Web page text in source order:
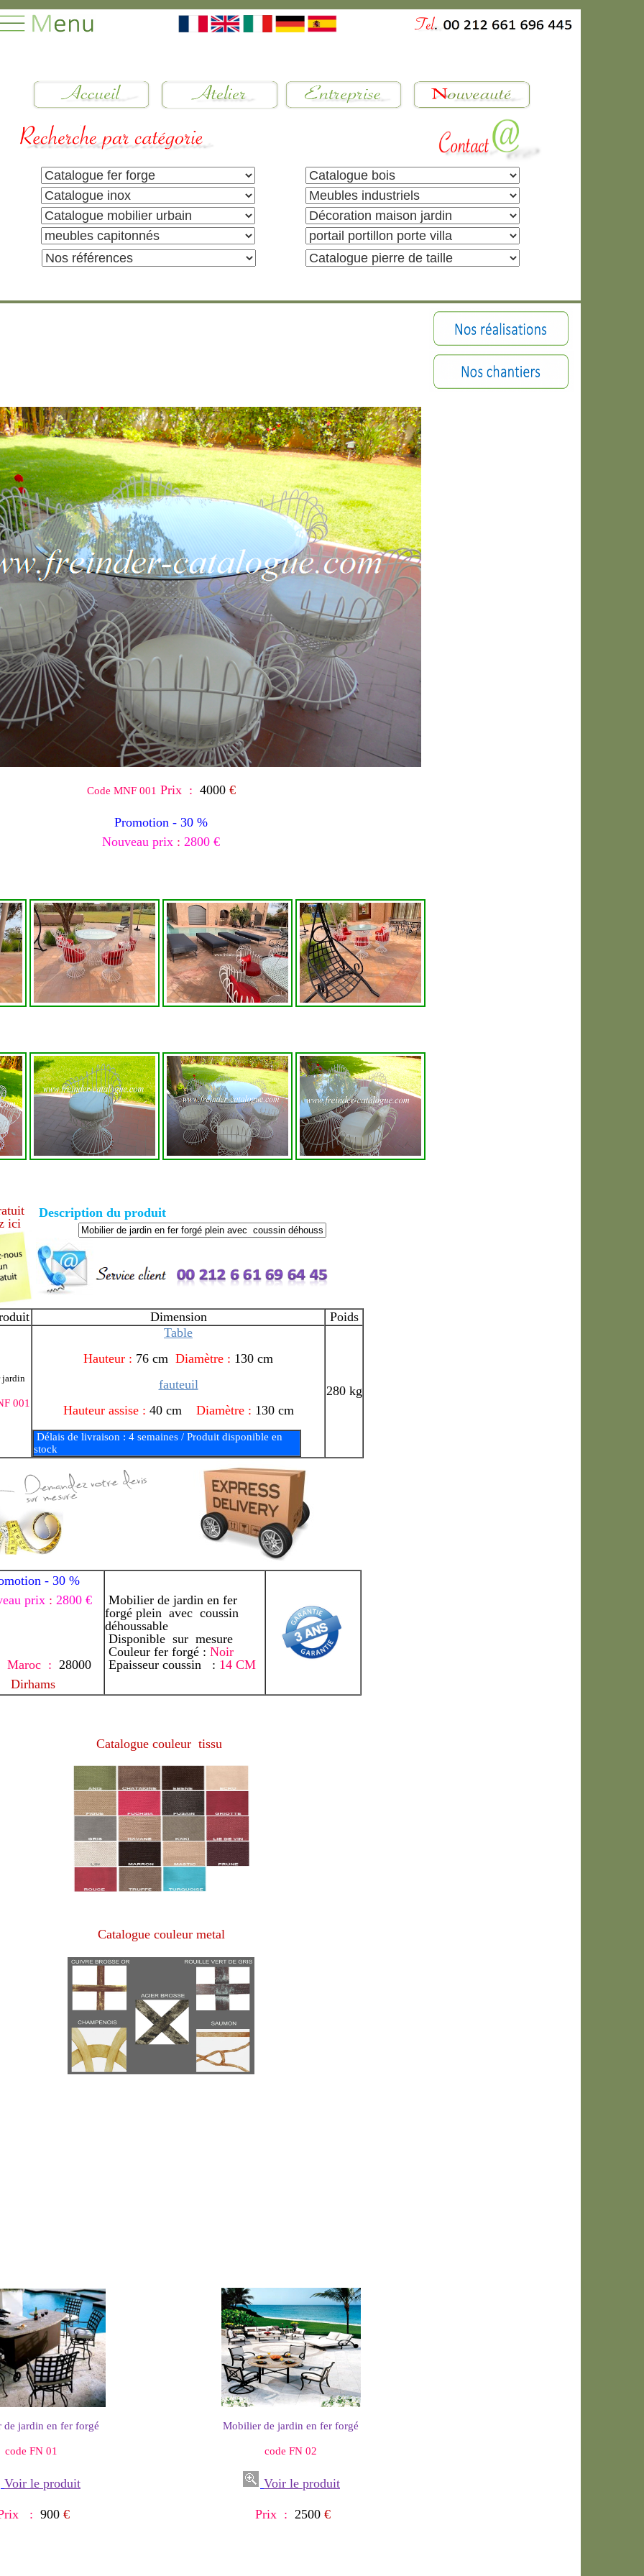
Code MNF 001 Prix : 4000 €
Promotion - 30 %
Nouveau prix : 2800 €
ici
Description du produit
Dimension Poids
001
Table
Hauteur : 76 cm Diamètre : 130 cm
fauteuil
Hauteur assise : 40 cm Diamètre : 130 cm
Délais de livraison : 4 semaines / Produit disponible en
stock
280 kg
- 30 %
prix : 2800 €
Maroc : 28000
Dirhams
Mobilier de jardin en fer
forgé plein avec coussin
déhoussable
Disponible sur mesure
Couleur fer forgé : Noir
Epaisseur coussin : 14CM
Catalogue couleur tissu
Catalogue couleur metal
de jardin en fer forgé
code FN 01
Voir le produit
: 900 €
Mobilier de jardin en fer forgé
code FN 02
Voir le produit
Prix : 2500 €